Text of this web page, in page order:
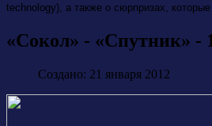
technology), а также о сюрпризах,
«Сокол» - «Спутник» -
Создано: 21 января 2012